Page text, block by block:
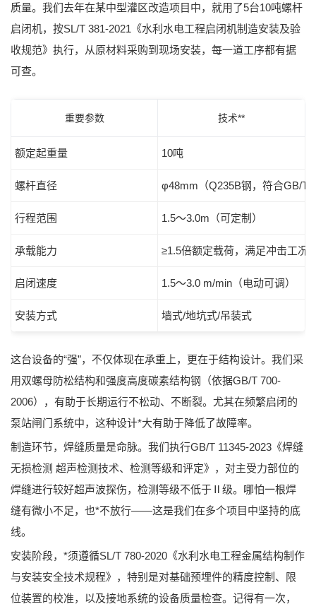
质量。我们去年在某中型灌区改造项目中，就用了5台10吨螺杆
启闭机，按SL/T 381-2021《水利水电工程启闭机制造安装及验
收规范》 执行，从原材料采购到现场安装，每一道工序都有据
可查。
重要参数 技术**
额定起重量 10吨
螺杆直径 φ48mm（Q235B钢，符合GB/T
行程范围 1.5～3.0m（可定制）
承载能力 ≥1.5倍额定载荷，满足冲击工况
启闭速度 1.5～3.0 m/min（电动可调）
安装方式 墙式/地坑式/吊装式
这台设备的“强”，不仅体现在承重上，更在于结构设计。我们采
用双螺母防松结构和强度高度碳素结构钢（依据GB/T 700-
2006），有助于长期运行不松动、不断裂。尤其在频繁启闭的
泵站闸门系统中，这种设计*大有助于降低了故障率。
制造环节，焊缝质量是命脉。我们执行GB/T 11345-2023《焊缝
无损检测 超声检测技术、检测等级和评定》 ，对主受力部位的
焊缝进行较好超声波探伤，检测等级不低于Ⅱ级。哪怕一根焊
缝有微小不足，也*不放行——这是我们在多个项目中坚持的底
线。
安装阶段，*须遵循SL/T 780-2020《水利水电工程金属结构制作
与安装安全技术规程》 ，特别是对基础预埋件的精度控制、限
位装置的校准，以及接地系统的设备质量检查。记得有一次，